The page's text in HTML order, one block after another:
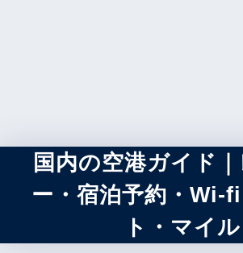
国内の空港ガイド
ー・宿泊予約・Wi-
ト・マイル